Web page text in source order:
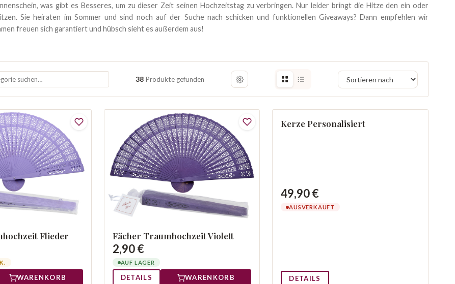
was gibt es Besseres, um zu dieser Zeit seinen Hochzeitstag zu verbringen. Nur leider bringt die Hitze den ein oder
Sie heiraten im Sommer und sind noch auf der Suche nach schicken und funktionellen Giveaways? Dann empfehlen wir
freuen sich garantiert und hübsch sieht es außerdem aus!
38 Produkte gefunden
Flieder
WARENKORB
Fächer Traumhochzeit Violett
2,90 €
AUF LAGER
DETAILS WARENKORB
Kerze Personalisiert
49,90 €
AUSVERKAUFT
DETAILS